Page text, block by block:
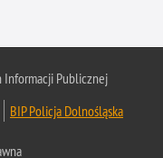
Informacji Publicznej
BIP Policja Dolnośląska